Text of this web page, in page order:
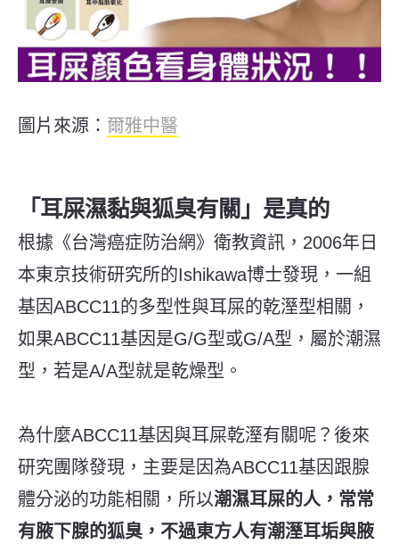
圖片來源： 爾雅中醫
「耳屎濕黏與狐臭有關」是真的
根據《台灣癌症防治網》衛教資訊，2006年日
本東京技術研究所的Ishikawa博士發現，一組
基因ABCC11的多型性與耳屎的乾溼型相關，
如果ABCC11基因是G/G型或G/A型，屬於潮濕
型，若是A/A型就是乾燥型。
為什麼ABCC11基因與耳屎乾溼有關呢？後來
研究團隊發現，主要是因為ABCC11基因跟腺
體分泌的功能相關，所以潮濕耳屎的人，常常
有腋下腺的狐臭，不過東方人有潮溼耳垢與腋